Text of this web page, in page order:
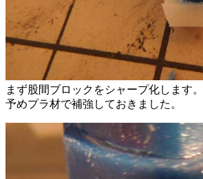
まず股間ブロックをシャープ化します。
予めプラ材で補強しておきました。